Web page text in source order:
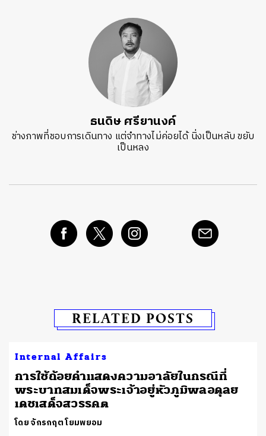
ธนดิษ​ ศรี​ยา​นงค์​
ช่างภาพที่ชอบการเดินทาง แต่จำทางไม่ค่อยได้ นิ่งเป็นหลับ ขยับ
เป็นหลง
RELATED POSTS
Internal Affairs
การใช้ถ้อยคำแสดงความอาลัยในกรณีที่
พระบาทสมเด็จพระเจ้าอยู่หัวภูมิพลอดุลย
เดชเสด็จสวรรคต
โดย จักรกฤต โยมพยอม